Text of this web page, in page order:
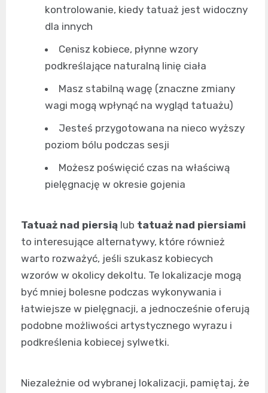
kontrolowanie, kiedy tatuaż jest widoczny
dla innych
Cenisz kobiece, płynne wzory
podkreślające naturalną linię ciała
Masz stabilną wagę (znaczne zmiany
wagi mogą wpłynąć na wygląd tatuażu)
Jesteś przygotowana na nieco wyższy
poziom bólu podczas sesji
Możesz poświęcić czas na właściwą
pielęgnację w okresie gojenia
Tatuaż nad piersią lub tatuaż nad piersiami
to interesujące alternatywy, które również
warto rozważyć, jeśli szukasz kobiecych
wzorów w okolicy dekoltu. Te lokalizacje mogą
być mniej bolesne podczas wykonywania i
łatwiejsze w pielęgnacji, a jednocześnie oferują
podobne możliwości artystycznego wyrazu i
podkreślenia kobiecej sylwetki.
Niezależnie od wybranej lokalizacji, pamiętaj, że